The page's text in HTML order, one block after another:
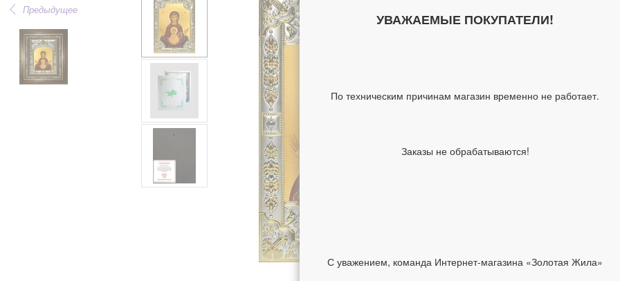
Предыдущее
ИКОНА
ИКОНА
СМ, СО
Высота киота,
Дополнительно
УВАЖАЕМЫЕ ПОКУПАТЕЛИ!
По техническим причинам магазин временно не работает.
Заказы не обрабатываются!
С уважением, команда Интернет-магазина «Золотая Жила»